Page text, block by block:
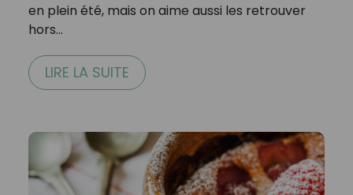
en plein été, mais on aime aussi les retrouver
hors…
LIRE LA SUITE